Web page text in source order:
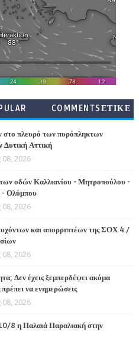
COMMENTSΕΤΙΚΕ
στο πλευρό των πυρόπληκτων
Δυτική Αττική
08, 2026
οδών Καλλιανίου - Μητροπούλου -
- Ολύμπου
08, 2026
και απορριπτέων της ΣΟΧ 4 /
08, 2026
Δεν έχεις ξεμπερδέψει ακόμα
να ενημερώσεις
08, 2026
8 η Παλαιά Παραλιακή στην